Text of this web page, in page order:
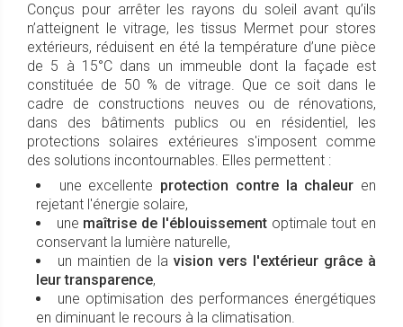
Conçus pour arrêter les rayons du soleil avant qu’ils
n’atteignent le vitrage, les tissus Mermet pour stores
extérieurs, réduisent en été la température d’une pièce
de 5 à 15°C dans un immeuble dont la façade est
constituée de 50 % de vitrage. Que ce soit dans le
cadre de constructions neuves ou de rénovations,
dans des bâtiments publics ou en résidentiel, les
protections solaires extérieures s'imposent comme
des solutions incontournables. Elles permettent :
une excellente protection contre la chaleur en
rejetant l'énergie solaire,
une maîtrise de l'éblouissementoptimale tout en
conservant la lumière naturelle,
un maintien de la vision vers l'extérieur grâce à
leur transparence,
une optimisation des performances énergétiques
en diminuant le recours à la climatisation.